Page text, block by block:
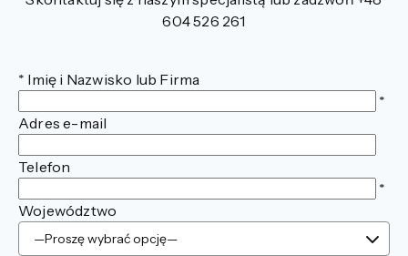
604 526 261
* Imię i Nazwisko lub Firma
*
Adres e-mail
Telefon
*
Województwo